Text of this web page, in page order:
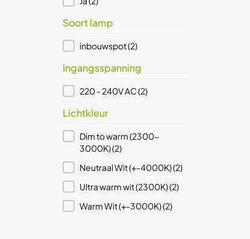
Soort lamp
Soort lamp
inbouwspot(2)
Ingangsspanning
Ingangsspanning
220 - 240V AC(2)
Lichtkleur
Lichtkleur
Dim to warm (2300-
3000K)(2)
Neutraal Wit (+-4000K)(2)
Ultra warm wit (2300K)(2)
Warm Wit (+-3000K)(2)